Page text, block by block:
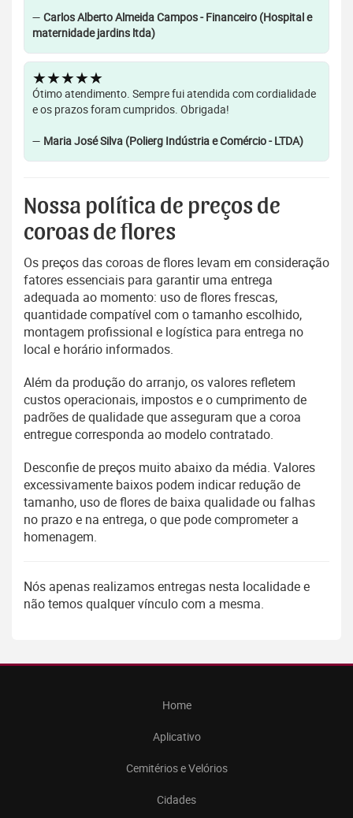
— Carlos Alberto Almeida Campos - Financeiro (Hospital e
maternidade jardins ltda)
★★★★★
Ótimo atendimento. Sempre fui atendida com cordialidade
e os prazos foram cumpridos. Obrigada!
— Maria José Silva (Polierg Indústria e Comércio - LTDA)
Nossa política de preços de
coroas de flores
Os preços das coroas de flores levam em consideração
fatores essenciais para garantir uma entrega
adequada ao momento: uso de flores frescas,
quantidade compatível com o tamanho escolhido,
montagem profissional e logística para entrega no
local e horário informados.
Além da produção do arranjo, os valores refletem
custos operacionais, impostos e o cumprimento de
padrões de qualidade que asseguram que a coroa
entregue corresponda ao modelo contratado.
Desconfie de preços muito abaixo da média. Valores
excessivamente baixos podem indicar redução de
tamanho, uso de flores de baixa qualidade ou falhas
no prazo e na entrega, o que pode comprometer a
homenagem.
Nós apenas realizamos entregas nesta localidade e
não temos qualquer vínculo com a mesma.
Home
Aplicativo
Cemitérios e Velórios
Cidades